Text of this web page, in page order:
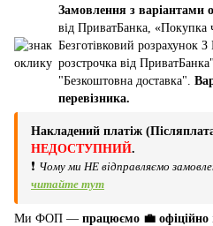
Замовлення з варіантами
від ПриватБанка, «Покупка
Безготівковий розрахунок
розстрочка від
"Безкоштовна доставка".
перевізника.
Накладений платіж
НЕДОСТУПНИЙ.
❗ Чому ми НЕ відправляємо
читайте тут
Ми ФОП — працюємо 💼 офіційно